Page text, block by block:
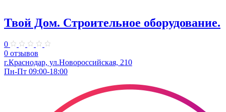
Твой Дом. Строительное оборудование.
0
0 отзывов
г.Краснодар, ул.Новороссийская, 210
Пн-Пт 09:00-18:00